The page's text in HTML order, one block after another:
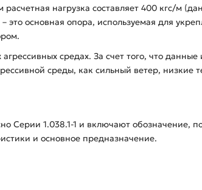
нагрузка составляет 400 кгс/м
основная опора, используемая для
средах. За счет того, что данные
среды, как сильный ветер, низкие
Серии 1.038.1-1 и включают обозначение,
и основное предназначение.